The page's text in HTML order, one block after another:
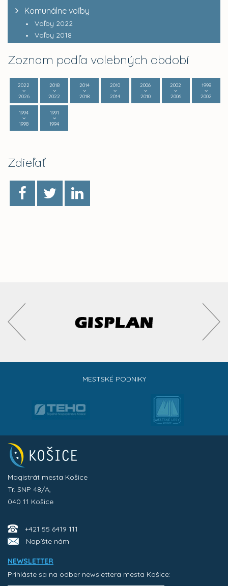
Komunálne voľby
Voľby 2022
Voľby 2018
Zoznam podľa volebných období
2022
2026
2018
2022
2014
2018
2010
2014
2006
2010
2002
2006
1998
2002
1994
1998
1991
1994
Zdieľať
MESTSKÉ PODNIKY
Magistrát mesta Košice
Tr. SNP 48/A,
040 11 Košice
+421 55 6419 111
Napíšte nám
NEWSLETTER
Prihláste sa na odber newslettera mesta Košice: